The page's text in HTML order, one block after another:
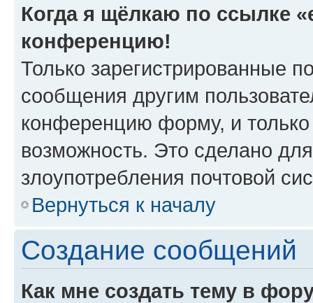
Когда я щёлкаю по ссылке
конференцию!
Только зарегистрированные
сообщения другим
конференцию форму, и
возможность. Это сделано
злоупотребления почтовой
Вернуться к началу
Создание сообщений
Как мне создать тему в